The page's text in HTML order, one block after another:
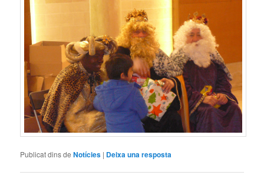
Publicat dins de Notícies | Deixa una resposta